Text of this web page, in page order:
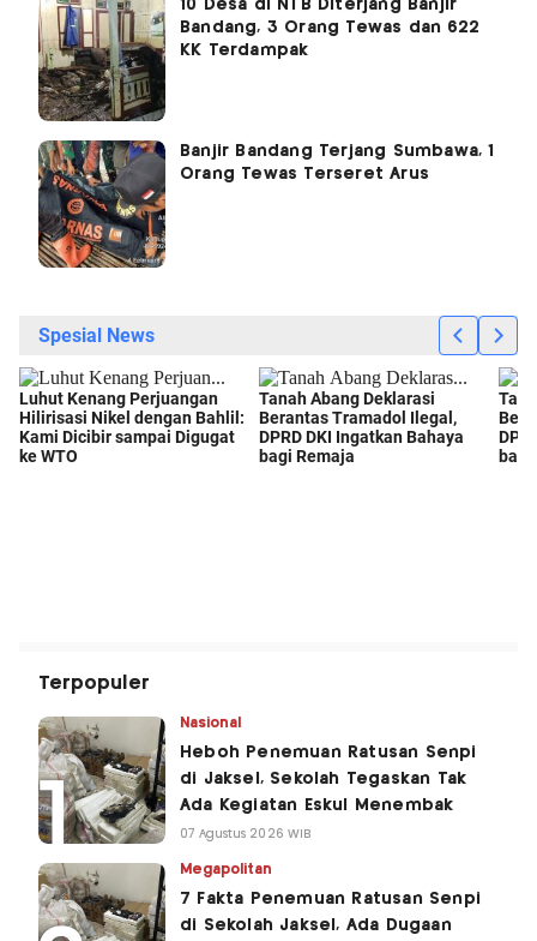
10 Desa di NTB Diterjang Banjir
Bandang, 3 Orang Tewas dan 622
KK Terdampak
Banjir Bandang Terjang Sumbawa, 1
Orang Tewas Terseret Arus
Terpopuler
Nasional
Heboh Penemuan Ratusan Senpi
di Jaksel, Sekolah Tegaskan Tak
Ada Kegiatan Eskul Menembak
07 Agustus 2026 WIB
Megapolitan
7 Fakta Penemuan Ratusan Senpi
di Sekolah Jaksel, Ada Dugaan